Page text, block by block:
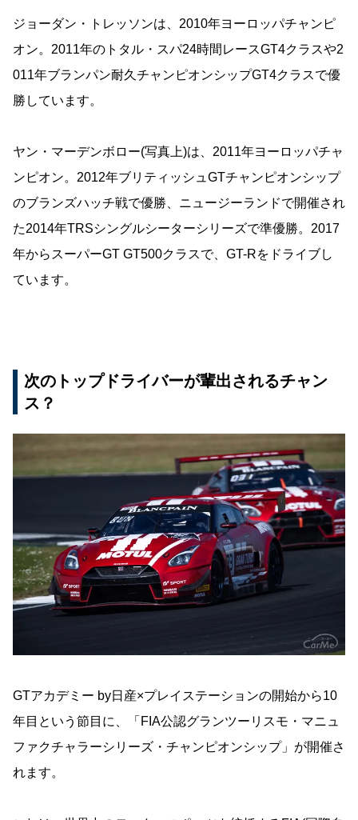
ジョーダン・トレッソンは、2010年ヨーロッパチャンピ
オン。2011年のトタル・スパ24時間レースGT4クラスや2
011年ブランパン耐久チャンピオンシップGT4クラスで優
勝しています。
ヤン・マーデンボロー(写真上)は、2011年ヨーロッパチャ
ンピオン。2012年ブリティッシュGTチャンピオンシップ
のブランズハッチ戦で優勝、ニュージーランドで開催され
た2014年TRSシングルシーターシリーズで準優勝。2017
年からスーパーGT GT500クラスで、GT-Rをドライブし
ています。
次のトップドライバーが輩出されるチャン
ス？
GTアカデミー by日産×プレイステーションの開始から10
年目という節目に、「FIA公認グランツーリスモ・マニュ
ファクチャラーシリーズ・チャンピオンシップ」が開催さ
れます。